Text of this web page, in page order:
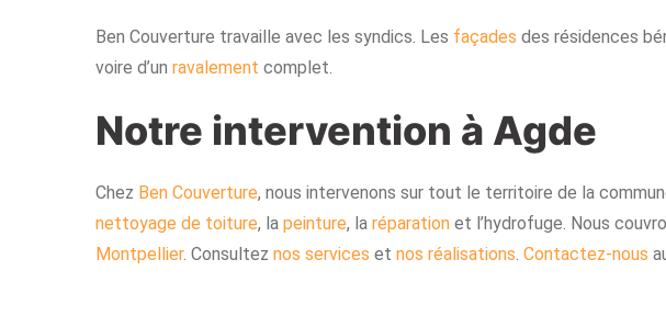
Ben Couverture travaille avec les syndics. Les façades des résidences
voire d’un ravalement complet.
Notre intervention à Agde
Chez Ben Couverture, nous intervenons sur tout le territoire de la
nettoyage de toiture, la peinture, la réparation et l’hydrofuge. Nous
Montpellier. Consultez nos services et nos réalisations. Contactez-nous